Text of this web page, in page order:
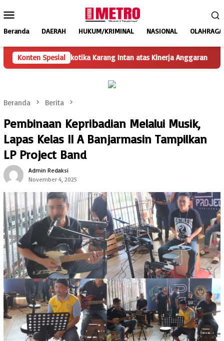
ke
Mobile
Beranda DAERAH HUKUM/KRIMINAL NASIONAL OLAHRAGA
Konten Spesial
Narkotika Karang Intan atas Kinerja Anggaran Lapas
Beranda Berita
Pembinaan Kepribadian Melalui Musik,
Lapas Kelas II A Banjarmasin Tampilkan
LP Project Band
Admin Redaksi
November 4, 2025